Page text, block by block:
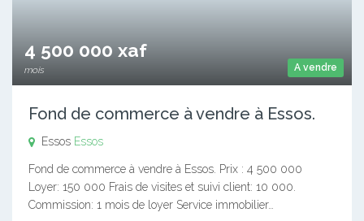
A vendre
4 500 000 xaf
mois
Fond de commerce à vendre à Essos.
Essos Essos
Fond de commerce à vendre à Essos. Prix : 4 500 000
Loyer: 150 000 Frais de visites et suivi client: 10 000.
Commission: 1 mois de loyer Service immobilier…